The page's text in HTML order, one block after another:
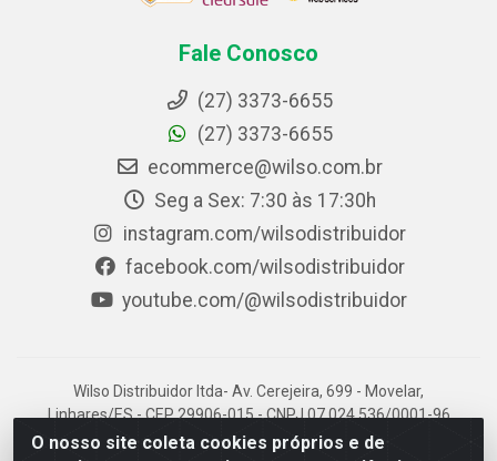
O nosso site coleta cookies próprios e de
Fale Conosco
(27) 3373-6655
(27) 3373-6655
ecommerce@wilso.com.br
Seg a Sex: 7:30 às 17:30h
instagram.com/wilsodistribuidor
facebook.com/wilsodistribuidor
youtube.com/@wilsodistribuidor
Wilso Distribuidor ltda- Av. Cerejeira, 699 - Movelar,
Linhares/ES - CEP 29906-015 - CNPJ 07.024.536/0001-96